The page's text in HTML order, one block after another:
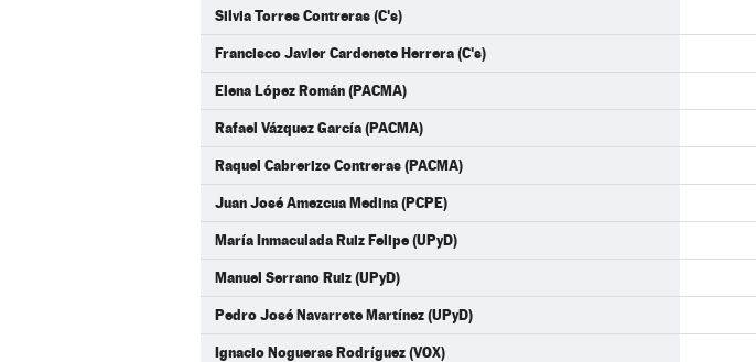
Silvia Torres Contreras (C's)
Francisco Javier Cardenete Herrera (C's)
Elena López Román (PACMA)
Rafael Vázquez García (PACMA)
Raquel Cabrerizo Contreras (PACMA)
Juan José Amezcua Medina (PCPE)
María Inmaculada Ruiz Felipe (UPyD)
Manuel Serrano Ruiz (UPyD)
Pedro José Navarrete Martínez (UPyD)
Ignacio Nogueras Rodríguez (VOX)